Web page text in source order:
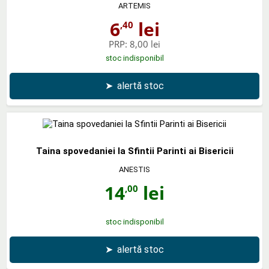
ARTEMIS
6,40 lei
PRP: 8,00 lei
stoc indisponibil
➤ alertă stoc
Taina spovedaniei la Sfintii Parinti ai Bisericii
ANESTIS
14,00 lei
stoc indisponibil
➤ alertă stoc